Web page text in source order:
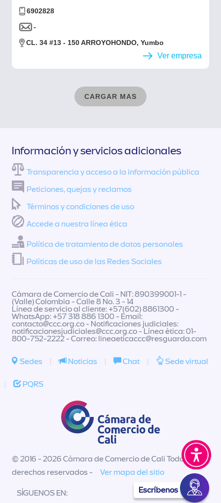
6902828
-
CL. 34 #13 - 150 ARROYOHONDO, Yumbo
Ver empresa
CARGAR MAS
Escríbenos
Información y servicios adicionales
Transparencia y acceso a la información pública
Peticiones, quejas y reclamos
Términos y condiciones de uso
Accede a nuestra línea ética
Política de tratamiento de datos personales
Políticas de uso de las Redes Sociales
Cámara de Comercio de Cali - NIT: 890399001-1 -
(Valle) Colombia - Calle 8 No. 3 - 14
Línea de servicio al cliente: +57(602) 8861300 -
WhatsApp: +57 318 886 1300 - Email:
contacto@ccc.org.co- Notificaciones judiciales:
notificacionesjudiciales@ccc.org.co- Línea ética: 01-
800-752-2222 - Correo: lineaeticaccc@resguarda.com
Sedes | Noticias | Chat | Sede virtual
| PQRS
© 2016 - 2026 Cámara de Comercio de Cali Todos los
derechos reservados -
Ver mapa del sitio
SÍGUENOS EN: